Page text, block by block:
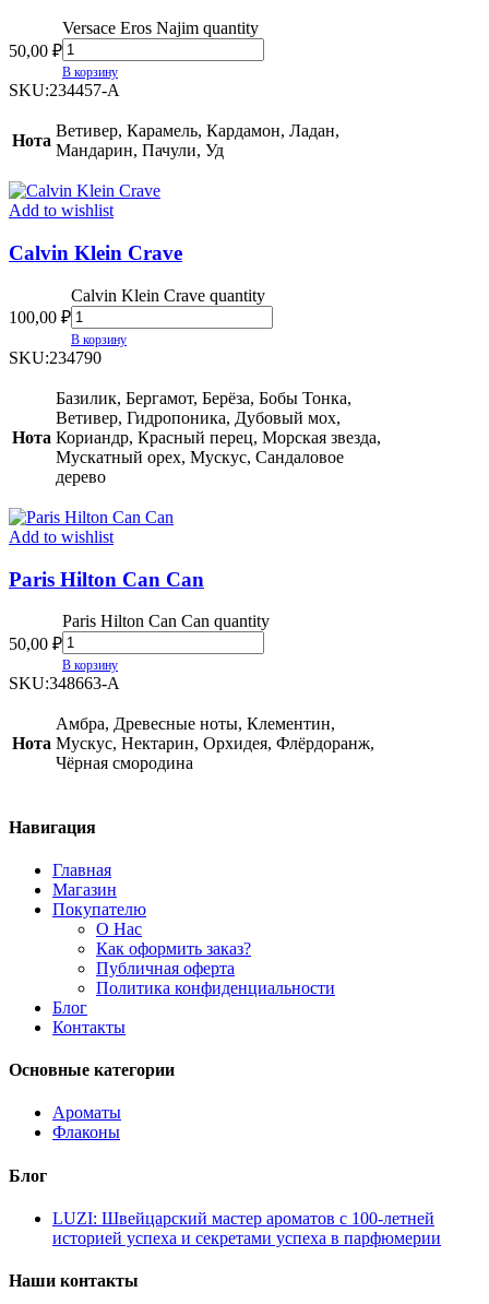
50,00 ₽
Versace Eros Najim quantity
В корзину
SKU:234457-A
Нота
Ветивер, Карамель, Кардамон, Ладан,
Мандарин, Пачули, Уд
Add to wishlist
Calvin Klein Crave
100,00 ₽
Calvin Klein Crave quantity
В корзину
SKU:234790
Нота
Базилик, Бергамот, Берёза, Бобы Тонка,
Ветивер, Гидропоника, Дубовый мох,
Кориандр, Красный перец, Морская звезда,
Мускатный орех, Мускус, Сандаловое
дерево
Add to wishlist
Paris Hilton Can Can
50,00 ₽
Paris Hilton Can Can quantity
В корзину
SKU:348663-A
Нота
Амбра, Древесные ноты, Клементин,
Мускус, Нектарин, Орхидея, Флёрдоранж,
Чёрная смородина
Навигация
Главная
Магазин
Покупателю
О Нас
Как оформить заказ?
Публичная оферта
Политика конфиденциальности
Блог
Контакты
Основные категории
Ароматы
Флаконы
Блог
LUZI: Швейцарский мастер ароматов с 100-летней
историей успеха и секретами успеха в парфюмерии
Наши контакты